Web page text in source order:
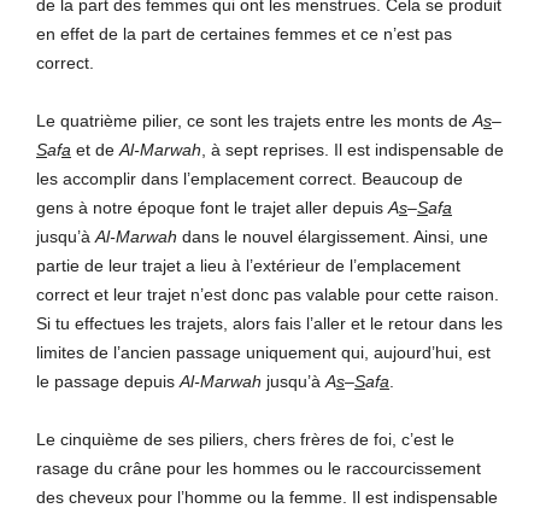
de la part des femmes qui ont les menstrues. Cela se produit
en effet de la part de certaines femmes et ce n’est pas
correct.
Le quatrième pilier, ce sont les trajets entre les monts de As–
Safa et de Al-Marwah , à sept reprises. Il est indispensable de
les accomplir dans l’emplacement correct. Beaucoup de
gens à notre époque font le trajet aller depuis As–Safa
jusqu’à Al-Marwah dans le nouvel élargissement. Ainsi, une
partie de leur trajet a lieu à l’extérieur de l’emplacement
correct et leur trajet n’est donc pas valable pour cette raison.
Si tu effectues les trajets, alors fais l’aller et le retour dans les
limites de l’ancien passage uniquement qui, aujourd’hui, est
le passage depuis Al-Marwah jusqu’à As–Safa
Le cinquième de ses piliers, chers frères de foi, c’est le
rasage du crâne pour les hommes ou le raccourcissement
des cheveux pour l’homme ou la femme. Il est indispensable